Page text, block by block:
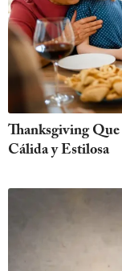
Thanksgiving
Cálida y Estilosa